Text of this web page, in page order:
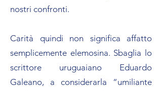
nostri confronti.
Carità quindi non significa affatto
semplicemente elemosina. Sbaglia lo
scrittore uruguaiano Eduardo
Galeano, a considerarla “umiliante